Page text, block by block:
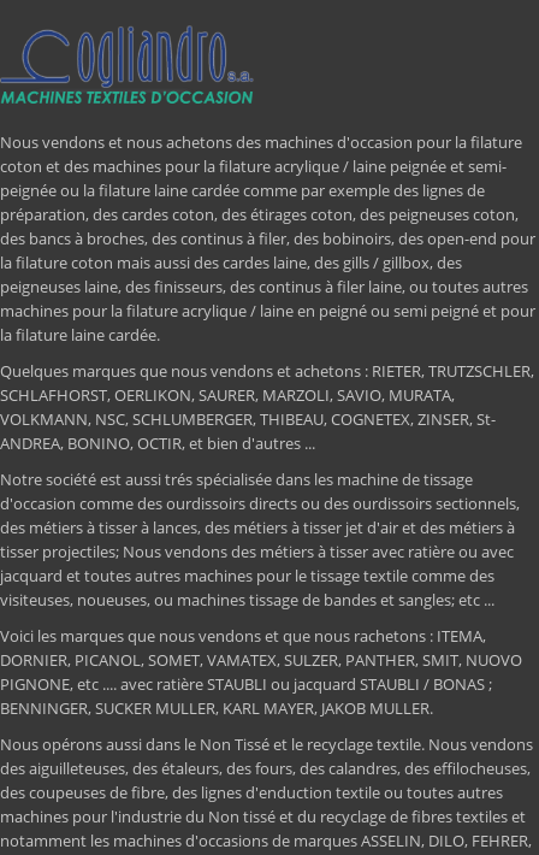
Nous vendons et nous achetons des machines d'occasion pour la filature
coton et des machines pour la filature acrylique / laine peignée et semi-
peignée ou la filature laine cardée comme par exemple des lignes de
préparation, des cardes coton, des étirages coton, des peigneuses coton,
des bancs à broches, des continus à filer, des bobinoirs, des open-end pour
la filature coton mais aussi des cardes laine, des gills / gillbox, des
peigneuses laine, des finisseurs, des continus à filer laine, ou toutes autres
machines pour la filature acrylique / laine en peigné ou semi peigné et pour
la filature laine cardée.
Quelques marques que nous vendons et achetons : RIETER, TRUTZSCHLER,
SCHLAFHORST, OERLIKON, SAURER, MARZOLI, SAVIO, MURATA,
VOLKMANN, NSC, SCHLUMBERGER, THIBEAU, COGNETEX, ZINSER, St-
ANDREA, BONINO, OCTIR, et bien d'autres ...
Notre société est aussi trés spécialisée dans les machine de tissage
d'occasion comme des ourdissoirs directs ou des ourdissoirs sectionnels,
des métiers à tisser à lances, des métiers à tisser jet d'air et des métiers à
tisser projectiles; Nous vendons des métiers à tisser avec ratière ou avec
jacquard et toutes autres machines pour le tissage textile comme des
visiteuses, noueuses, ou machines tissage de bandes et sangles; etc ...
Voici les marques que nous vendons et que nous rachetons : ITEMA,
DORNIER, PICANOL, SOMET, VAMATEX, SULZER, PANTHER, SMIT, NUOVO
PIGNONE, etc .... avec ratière STAUBLI ou jacquard STAUBLI / BONAS ;
BENNINGER, SUCKER MULLER, KARL MAYER, JAKOB MULLER.
Nous opérons aussi dans le Non Tissé et le recyclage textile. Nous vendons
des aiguilleteuses, des étaleurs, des fours, des calandres, des effilocheuses,
des coupeuses de fibre, des lignes d'enduction textile ou toutes autres
machines pour l'industrie du Non tissé et du recyclage de fibres textiles et
notamment les machines d'occasions de marques ASSELIN, DILO, FEHRER,